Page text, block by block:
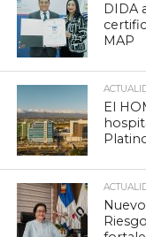
DIDA
MAP
El